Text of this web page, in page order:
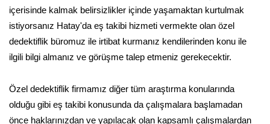
içerisinde kalmak belirsizlikler içinde yaşamaktan kurtulmak
istiyorsanız Hatay'da eş takibi hizmeti vermekte olan özel
dedektiflik büromuz ile irtibat kurmanız kendilerinden konu ile
ilgili bilgi almanız ve görüşme talep etmeniz gerekecektir.
Özel dedektiflik firmamız diğer tüm araştırma konularında
olduğu gibi eş takibi konusunda da çalışmalara başlamadan
önce haklarınızdan ve yapılacak olan kapsamlı çalışmalardan